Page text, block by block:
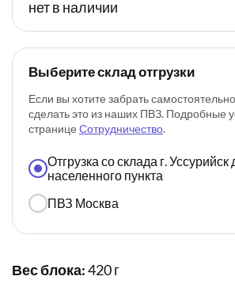
нет в наличии
Выберите склад отгрузки
Если вы хотите забрать
сделать это из наших ПВЗ. Подробные
странице Сотрудничество.
Отгрузка со склада г.
населенного пункта
ПВЗ Москва
Вес блока:420 г